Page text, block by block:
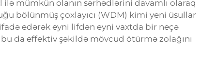
mümkün olanın sərhədlərini davamlı olaraq
bölünmüş çoxlayıcı (WDM) kimi yeni üsullar
edərək eyni lifdən eyni vaxtda bir neçə
da effektiv şəkildə mövcud ötürmə zolağını